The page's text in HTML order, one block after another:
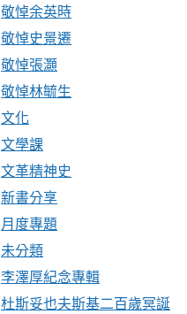
敬悼余英時
敬悼史景遷
敬悼張灝
敬悼林毓生
文化
文學課
文革精神史
新書分享
月度專題
未分類
李澤厚紀念專輯
杜斯妥也夫斯基二百歲冥誕